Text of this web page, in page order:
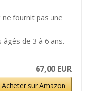
fournit pas une
âgés de 3 à 6 ans.
67,00 EUR
Acheter sur Amazon